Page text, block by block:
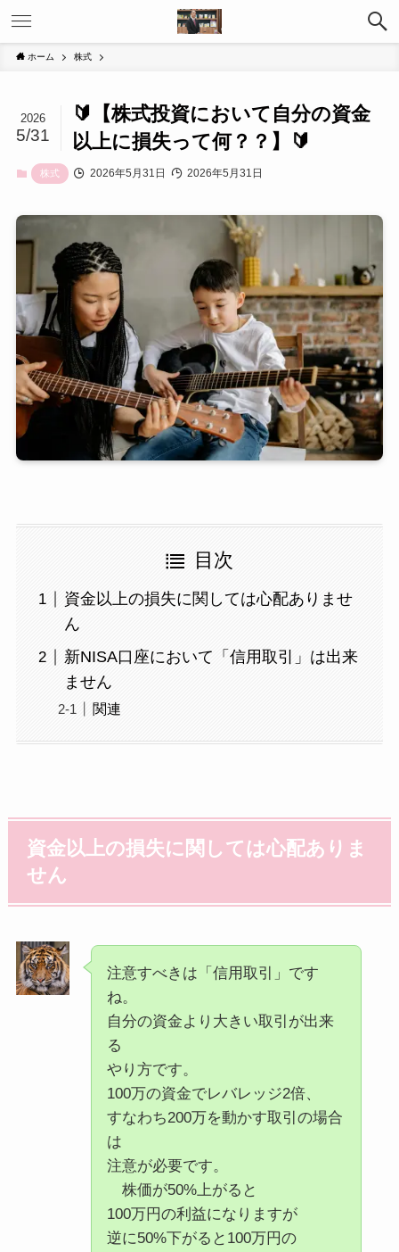
ホーム 株式
🔰【株式投資において自分の資金
以上に損失って何？？】🔰
2026
5/31
株式 2026年5月31日 2026年5月31日
目次
資金以上の損失に関しては心配ありませ
ん
新NISA口座において「信用取引」は出来
ません
関連
資金以上の損失に関しては心配ありま
せん
注意すべきは「信用取引」です
ね。
自分の資金より大きい取引が出来
る
やり方です。
100万の資金でレバレッジ2倍、
すなわち200万を動かす取引の場合
は
注意が必要です。
株価が50%上がると
100万円の利益になりますが
逆に50%下がると100万円の